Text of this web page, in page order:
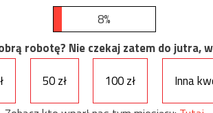
8%
robotę? Nie czekaj zatem do jutra,
50 zł 100 zł
Inna